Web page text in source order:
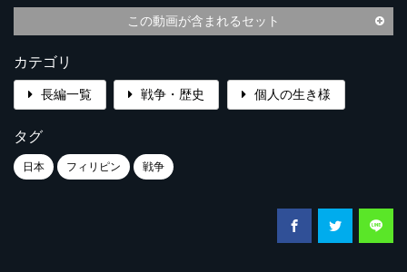
この動画が含まれるセット
カテゴリ
長編一覧 戦争・歴史 個人の生き様
タグ
日本 フィリピン 戦争